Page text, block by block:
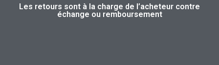
Les retours sont à la charge de l’acheteur contre
échange ou remboursement